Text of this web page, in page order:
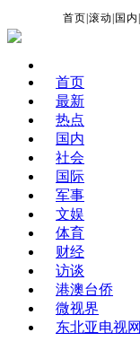
首页 |滚动 国内
首页
最新
热点
国内
社会
国际
军事
文娱
体育
财经
访谈
港澳台侨
微视界
东北亚电视网